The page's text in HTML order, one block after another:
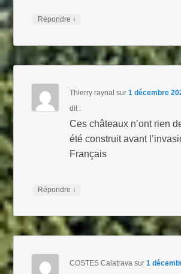
Répondre ↓
Thierry raynal sur1 décembre
dit :
Ces châteaux n’ont rien
été construit avant
Français
Répondre ↓
COSTES Calatrava sur1